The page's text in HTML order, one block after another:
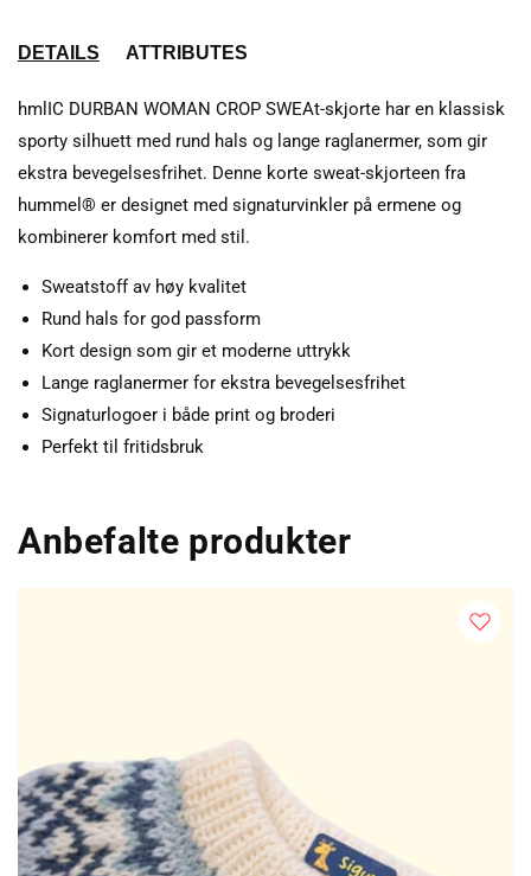
DETAILS ATTRIBUTES
hmlIC DURBAN WOMAN CROP SWEAt-skjorte har en klassisk
sporty silhuett med rund hals og lange raglanermer, som gir
ekstra bevegelsesfrihet. Denne korte sweat-skjorteen fra
hummel® er designet med signaturvinkler på ermene og
kombinerer komfort med stil.
Sweatstoff av høy kvalitet
Rund hals for god passform
Kort design som gir et moderne uttrykk
Lange raglanermer for ekstra bevegelsesfrihet
Signaturlogoer i både print og broderi
Perfekt til fritidsbruk
Anbefalte produkter